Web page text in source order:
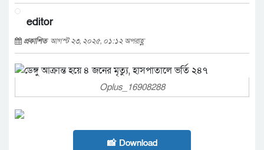
editor
প্রকাশিত আগস্ট ২৩, ২০২৫, ০১:১২ অপরাহ্ণ
Oplus_16908288
📸 Download